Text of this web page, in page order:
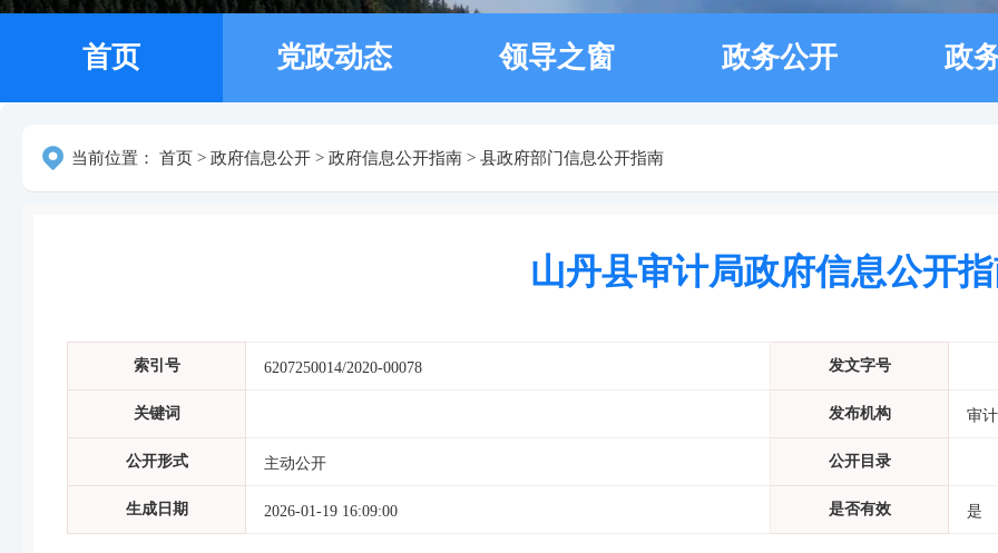
首页 党政动态 领导之窗 政务公开 政
当前位置： 首页 > 政府信息公开 > 政府信息公开指南 > 县政府部门信息公开指南
山丹县审计局政府信息公开
索引号 6207250014/2020-00078 发文字号
关键词 发布机构 审
公开形式 主动公开 公开目录
生成日期 2026-01-19 16:09:00 是否有效 是